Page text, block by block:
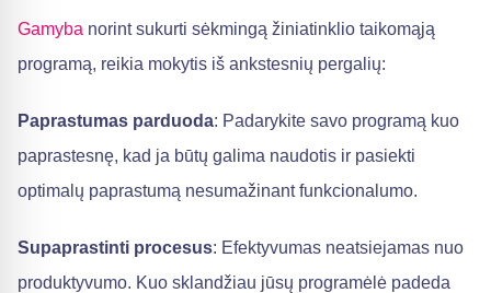
Gamyba norint sukurti sėkmingą žiniatinklio taikomąją
programą, reikia mokytis iš ankstesnių pergalių:
Paprastumas parduoda: Padarykite savo programą kuo
paprastesnę, kad ja būtų galima naudotis ir pasiekti
optimalų paprastumą nesumažinant funkcionalumo.
Supaprastinti procesus: Efektyvumas neatsiejamas nuo
produktyvumo. Kuo sklandžiau jūsų programėlė padeda